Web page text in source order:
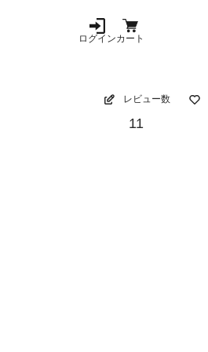
ログインカート
レビュー数
11